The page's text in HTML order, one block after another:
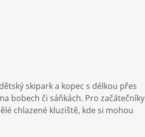
skipark a kopec s délkou přes
bobech či sáňkách. Pro začátečníky
chlazené kluziště, kde si mohou